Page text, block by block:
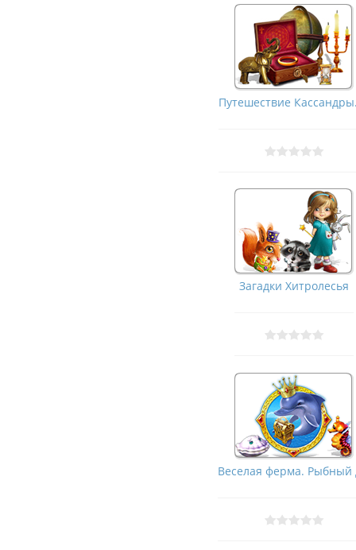
Путешествие
Загадки Хитролесья
Веселая ферма. Рыбный